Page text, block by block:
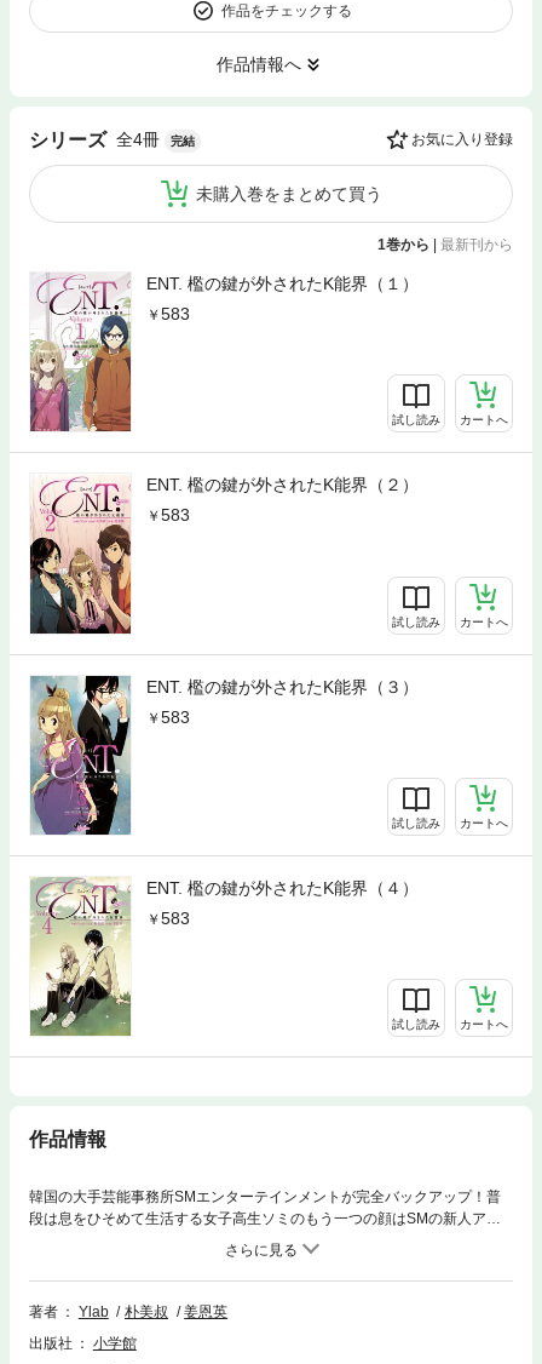
作品をチェックする
作品情報へ
シリーズ 全4冊 完結 お気に入り登録
未購入巻をまとめて買う
1巻から 最新刊から
ENT. 檻の鍵が外されたK能界（１）
583
試し読み カートへ
ENT. 檻の鍵が外されたK能界（２）
583
試し読み カートへ
ENT. 檻の鍵が外されたK能界（３）
583
試し読み カートへ
ENT. 檻の鍵が外されたK能界（４）
583
試し読み カートへ
作品情報
韓国の大手芸能事務所SMエンターテインメントが完全バックアップ！普
段は息をひそめて生活する女子高生ソミのもう一つの顔はSMの新人アイ
ドルグループ“7月4日生”のメインボーカル、ケイ。だが、その事実を国内
で今もっとも知られちゃいけない男に知られていまい…韓国芸能界の大海
原の中、ソミは先輩と同じような道を辿れるのか！？少女時代・東方神起
も実名登場して物語を盛り上げる！SMのアーティスト達がどんな生活を
著者 Ylab 朴美叔
姜恩英
出版社
小学館